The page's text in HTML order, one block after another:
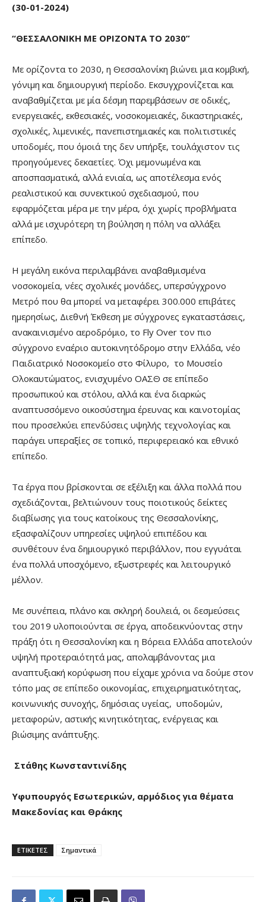
(30-01-2024)
“ΘΕΣΣΑΛΟΝΙΚΗ ΜΕ ΟΡΙΖΟΝΤΑ ΤΟ 2030”
Με ορίζοντα το 2030, η Θεσσαλονίκη βιώνει μια κομβική,
γόνιμη και δημιουργική περίοδο. Εκσυγχρονίζεται και
αναβαθμίζεται με μία δέσμη παρεμβάσεων σε οδικές,
ενεργειακές, εκθεσιακές, νοσοκομειακές, δικαστηριακές,
σχολικές, λιμενικές, πανεπιστημιακές και πολιτιστικές
υποδομές, που όμοιά της δεν υπήρξε, τουλάχιστον τις
προηγούμενες δεκαετίες. Όχι μεμονωμένα και
αποσπασματικά, αλλά ενιαία, ως αποτέλεσμα ενός
ρεαλιστικού και συνεκτικού σχεδιασμού, που
εφαρμόζεται μέρα με την μέρα, όχι χωρίς προβλήματα
αλλά με ισχυρότερη τη βούληση η πόλη να αλλάξει
επίπεδο.
Η μεγάλη εικόνα περιλαμβάνει αναβαθμισμένα
νοσοκομεία, νέες σχολικές μονάδες, υπερσύγχρονο
Μετρό που θα μπορεί να μεταφέρει 300.000 επιβάτες
ημερησίως, Διεθνή Έκθεση με σύγχρονες εγκαταστάσεις,
ανακαινισμένο αεροδρόμιο, το Fly Over τον πιο
σύγχρονο εναέριο αυτοκινητόδρομο στην Ελλάδα, νέο
Παιδιατρικό Νοσοκομείο στο Φίλυρο, το Μουσείο
Ολοκαυτώματος, ενισχυμένο ΟΑΣΘ σε επίπεδο
προσωπικού και στόλου, αλλά και ένα διαρκώς
αναπτυσσόμενο οικοσύστημα έρευνας και καινοτομίας
που προσελκύει επενδύσεις υψηλής τεχνολογίας και
παράγει υπεραξίες σε τοπικό, περιφερειακό και εθνικό
επίπεδο.
Τα έργα που βρίσκονται σε εξέλιξη και άλλα πολλά που
σχεδιάζονται, βελτιώνουν τους ποιοτικούς δείκτες
διαβίωσης για τους κατοίκους της Θεσσαλονίκης,
εξασφαλίζουν υπηρεσίες υψηλού επιπέδου και
συνθέτουν ένα δημιουργικό περιβάλλον, που εγγυάται
ένα πολλά υποσχόμενο, εξωστρεφές και λειτουργικό
μέλλον.
Με συνέπεια, πλάνο και σκληρή δουλειά, οι δεσμεύσεις
του 2019 υλοποιούνται σε έργα, αποδεικνύοντας στην
πράξη ότι η Θεσσαλονίκη και η Βόρεια Ελλάδα αποτελούν
υψηλή προτεραιότητά μας, απολαμβάνοντας μια
αναπτυξιακή κορύφωση που είχαμε χρόνια να δούμε στον
τόπο μας σε επίπεδο οικονομίας, επιχειρηματικότητας,
κοινωνικής συνοχής, δημόσιας υγείας, υποδομών,
μεταφορών, αστικής κινητικότητας, ενέργειας και
βιώσιμης ανάπτυξης.
Στάθης Κωνσταντινίδης
Υφυπουργός Εσωτερικών, αρμόδιος για θέματα
Μακεδονίας και Θράκης
ΕΤΙΚΕΤΕΣ Σημαντικά